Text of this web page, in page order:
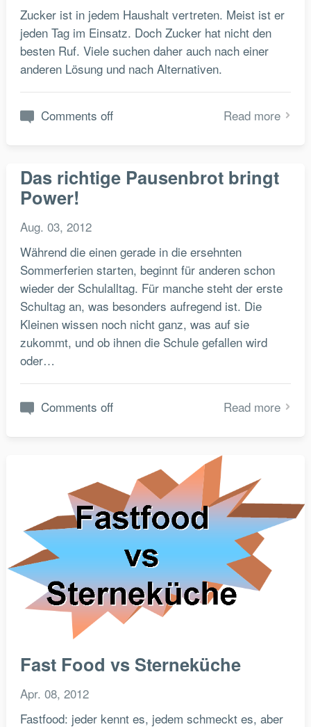
Zucker ist in jedem Haushalt vertreten. Meist ist er
jeden Tag im Einsatz. Doch Zucker hat nicht den
besten Ruf. Viele suchen daher auch nach einer
anderen Lösung und nach Alternativen.
Comments off Read more
Das richtige Pausenbrot bringt
Power!
Aug. 03, 2012
Während die einen gerade in die ersehnten
Sommerferien starten, beginnt für anderen schon
wieder der Schulalltag. Für manche steht der erste
Schultag an, was besonders aufregend ist. Die
Kleinen wissen noch nicht ganz, was auf sie
zukommt, und ob ihnen die Schule gefallen wird
oder…
Comments off Read more
Fast Food vs Sterneküche
Apr. 08, 2012
Fastfood: jeder kennt es, jedem schmeckt es, aber